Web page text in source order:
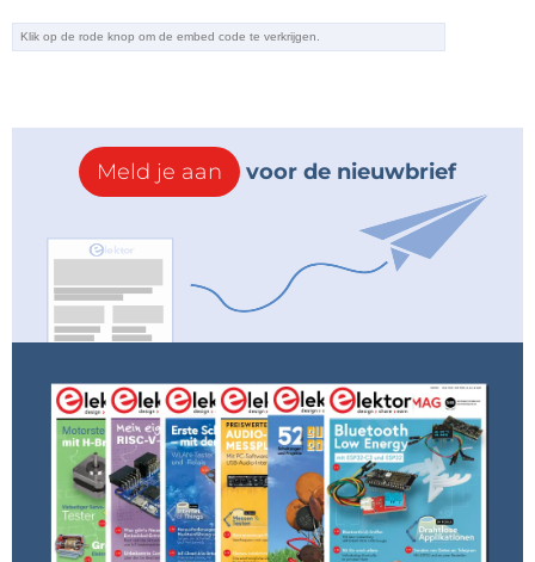
Meld je aan voor de nieuwbrief